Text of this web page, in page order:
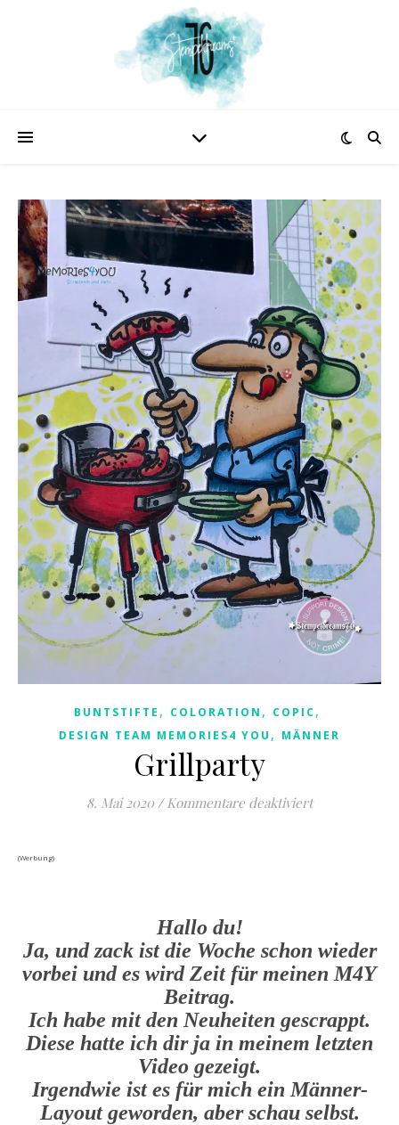
BUNTSTIFTE , COLORATION , COPIC,
DESIGN TEAM MEMORIES4 YOU , MÄNNER
Grillparty
8. Mai 2020 / Kommentare deaktiviertfür Grillparty
(Werbung)
Hallo du!
Ja, und zack ist die Woche schon wieder
vorbei und es wird Zeit für meinen M4Y
Beitrag.
Ich habe mit den Neuheiten gescrappt.
Diese hatte ich dir ja in meinem letzten
Video gezeigt.
Irgendwie ist es für mich ein Männer-
Layout geworden, aber schau selbst.